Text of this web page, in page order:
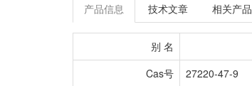
产品信息 技术文章 相关产品
别 名
Cas号
27220-47-9